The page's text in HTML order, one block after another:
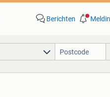
Berichten